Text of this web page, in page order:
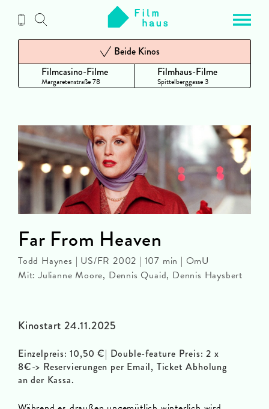
Inhalt
Filmcasino-Filme
Margaretenstraße 78
Beide Kinos
Filmhaus-Filme
Spittelberggasse 3
Kinostart 24.11.2025
Einzelpreis: 10,50 €| Double-feature Preis: 2 x
8€-> Reservierungen per Email, Ticket Abholung
an der Kassa.
Far From Heaven
Todd Haynes | US/FR 2002 | 107 min | OmU
Mit: Julianne Moore, Dennis Quaid, Dennis Haysbert